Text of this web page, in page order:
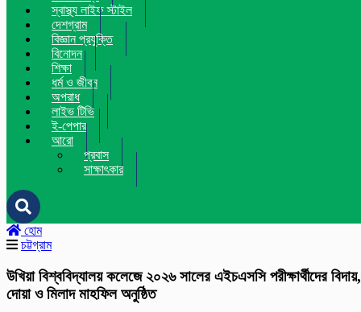
স্বাস্থ্য লাইফ স্টাইল
দেশগ্রাম
বিজ্ঞান প্রযুক্তি
বিনোদন
শিক্ষা
ধর্ম ও জীবন
অপরাধ
লাইভ টিভি
ই-পেপার
আরো
প্রবাস
সাক্ষাৎকার
হোম
চট্টগ্রাম
উখিয়া বিশ্ববিদ্যালয় কলেজে ২০২৬ সালের এইচএসসি পরীক্ষার্থীদের বিদায়,
দোয়া ও মিলাদ মাহফিল অনুষ্ঠিত